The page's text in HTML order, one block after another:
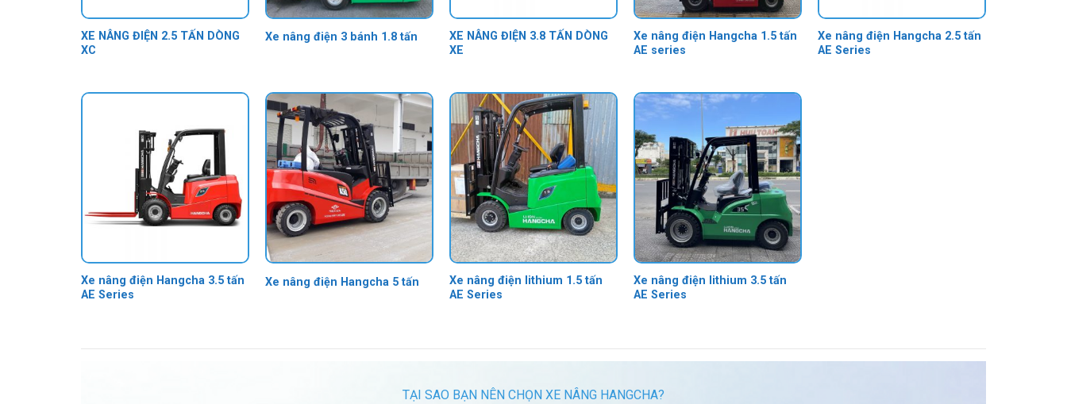
XE NÂNG ĐIỆN 2.5 TẤN DÒNG
XC
Xe nâng điện 3 bánh 1.8 tấn
XE NÂNG ĐIỆN 3.8 TẤN DÒNG
XE
Xe nâng điện Hangcha 1.5 tấn
AE series
Xe nâng điện Hangcha 2.5 tấn
AE Series
Xe nâng điện Hangcha 3.5 tấn
AE Series
Xe nâng điện Hangcha 5 tấn
Xe nâng điện lithium 1.5 tấn
AE Series
Xe nâng điện lithium 3.5 tấn
AE Series
TẠI SAO BẠN NÊN CHỌN XE NÂNG HANGCHA?